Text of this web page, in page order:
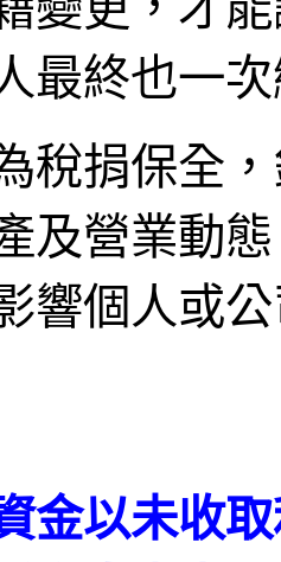
最終也一
稅捐保全
及營業動
響個人或
金以未收